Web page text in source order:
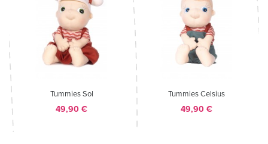
Tummies Sol
Prix
49,90 €
Tummies Celsius
Prix
49,90 €